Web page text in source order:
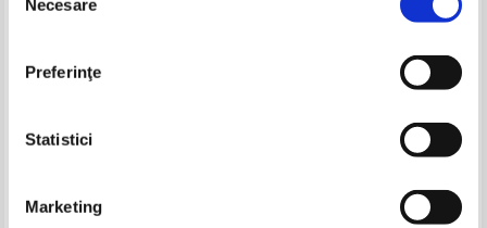
consimțământului
Necesare
Preferinţe
Statistici
Marketing